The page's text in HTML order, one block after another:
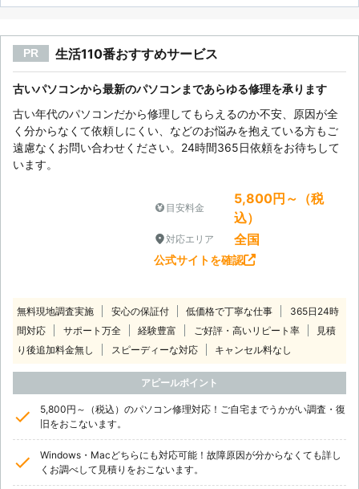
PR 生活110番おすすめサービス
古いパソコンから最新のパソコンまであらゆる修理を承ります
古い年代のパソコンだから修理してもらえるのか不安、原因が全
く分からなくて依頼しにくい、などのお悩みを抱えている方もご
遠慮なくお問い合わせください。24時間365日依頼をお待ちして
います。
目安料金
5,800円～（税
込）
対応エリア 全国
公式サイトを確認
無料現地調査実施 安心の保証付 低価格で丁寧な仕事
365日24時
間対応
サポート万全 経験豊富 ご好評・高いリピート率
見積
り後追加料金無し
スピーディーな対応 キャンセル料なし
アピールポイント
5,800円～（税込）のパソコン修理対応！ご自宅までうかがい調査・復
旧をおこないます。
Windows・Macどちらにも対応可能！故障原因が分からなくても詳し
くお調べして見積りをおこないます。